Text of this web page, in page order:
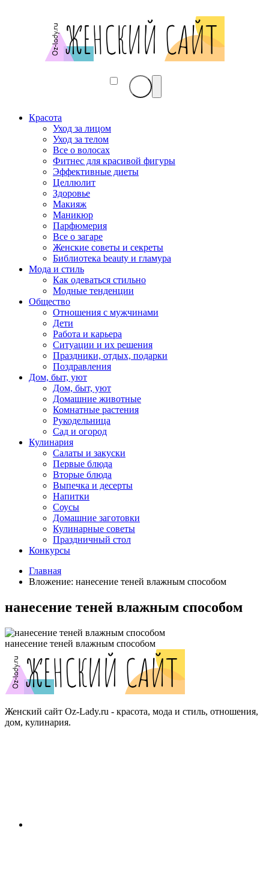
Красота
Уход за лицом
Уход за телом
Все о волосах
Фитнес для красивой фигуры
Эффективные диеты
Целлюлит
Здоровье
Макияж
Маникюр
Парфюмерия
Все о загаре
Женские советы и секреты
Библиотека beauty и гламура
Мода и стиль
Как одеваться стильно
Модные тенденции
Общество
Отношения с мужчинами
Дети
Работа и карьера
Ситуации и их решения
Праздники, отдых, подарки
Поздравления
Дом, быт, уют
Дом, быт, уют
Домашние животные
Комнатные растения
Рукодельница
Сад и огород
Кулинария
Салаты и закуски
Первые блюда
Вторые блюда
Выпечка и десерты
Напитки
Соусы
Домашние заготовки
Кулинарные советы
Праздничный стол
Конкурсы
Главная
Вложение: нанесение теней влажным способом
нанесение теней влажным способом
нанесение теней влажным способом
Женский сайт Oz-Lady.ru - красота, мода и стиль, отношения,
дом, кулинария.